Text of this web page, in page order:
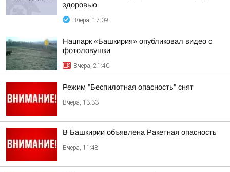
здоровью
Вчера, 17:09
Нацпарк «Башкирия» опубликовал видео с
фотоловушки
Вчера, 21:40
Режим "Беспилотная опасность" снят
Вчера, 13:33
В Башкирии объявлена Ракетная опасность
Вчера, 11:48